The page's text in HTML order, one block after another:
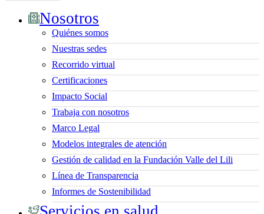
Nosotros
Quiénes somos
Nuestras sedes
Recorrido virtual
Certificaciones
Impacto Social
Trabaja con nosotros
Marco Legal
Modelos integrales de atención
Gestión de calidad en la Fundación Valle del Lili
Línea de Transparencia
Informes de Sostenibilidad